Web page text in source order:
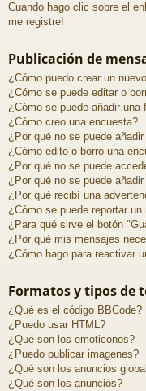
Cuando hago clic sobre el
me registre!
Publicación de
¿Cómo puedo crear un
¿Cómo se puede editar o
¿Cómo se puede añadir una
¿Cómo creo una encuesta?
¿Por qué no se puede
¿Cómo edito o borro una
¿Por qué no se puede
¿Por qué no se puede
¿Por qué recibí una
¿Cómo se puede reportar
¿Para qué sirve el botón
¿Por qué mis mensajes
¿Cómo hago para reactivar
Formatos y tipos de
¿Qué es el código BBCode?
¿Puedo usar HTML?
¿Qué son los emoticonos?
¿Puedo publicar imagenes?
¿Qué son los anuncios
¿Qué son los anuncios?